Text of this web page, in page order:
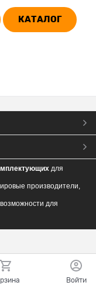
КАТАЛОГ
для
производители,
для
Войти